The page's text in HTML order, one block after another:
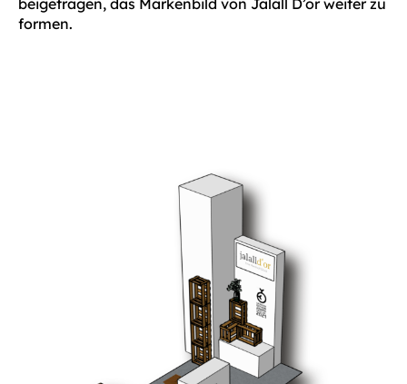
beigetragen, das Markenbild von Jalall D’or weiter zu
formen.